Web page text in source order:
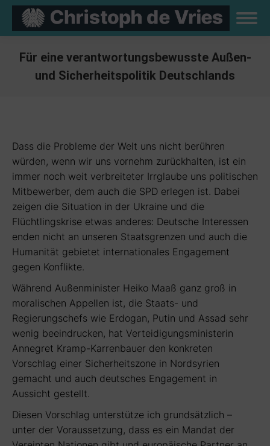
Für eine verantwortungsbewusste Außen-
und Sicherheitspolitik Deutschlands
Dass die Probleme der Welt uns nicht berühren
würden, wenn wir uns vornehm zurückhalten, ist ein
immer noch weit verbreiteter Irrglaube uns politischen
Mitbewerber, dem auch die SPD erlegen ist. Dabei
zeigen die Situation in der Ukraine und die
Flüchtlingskrise etwas anderes: Deutsche Interessen
enden nicht an unseren Staatsgrenzen und auch die
Humanität gebietet internationales Engagement
gegen Konflikte.
Während Außenminister Heiko Maaß ganz groß in
moralischen Appellen ist, die Staats- und
Regierungschefs wie Erdogan, Putin und Assad sehr
wenig beeindrucken, hat Verteidigungsministerin
Annegret Kramp-Karrenbauer den konkreten
Vorschlag einer Sicherheitszone in Nordsyrien
gemacht und auch deutsches Engagement in
Aussicht gestellt.
Diesen Vorschlag unterstütze ich grundsätzlich –
unter der Voraussetzung, dass es ein Mandat der